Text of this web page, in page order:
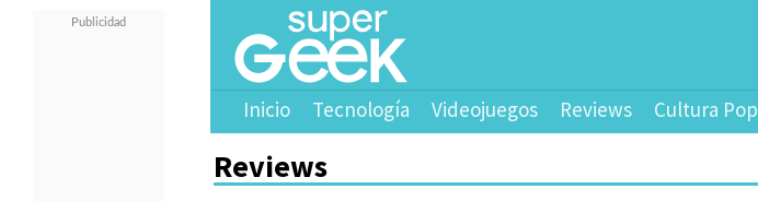
Inicio Tecnología Videojuegos Reviews Cultura Pop
Reviews